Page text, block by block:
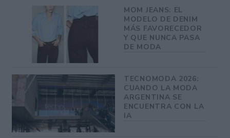
MOM JEANS: EL
MODELO DE DENIM
MÁS FAVORECEDOR
Y QUE NUNCA PASA
DE MODA
TECNOMODA 2026:
CUANDO LA MODA
ARGENTINA SE
ENCUENTRA CON LA
IA